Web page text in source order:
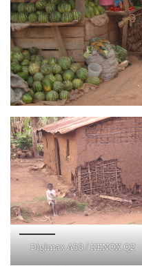
Digimax A50 / KENOX Q2